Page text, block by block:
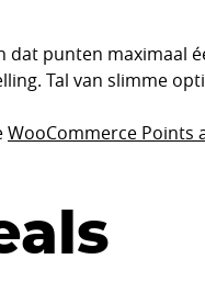
punten maximaal
Tal van slimme
WooCommerce Points